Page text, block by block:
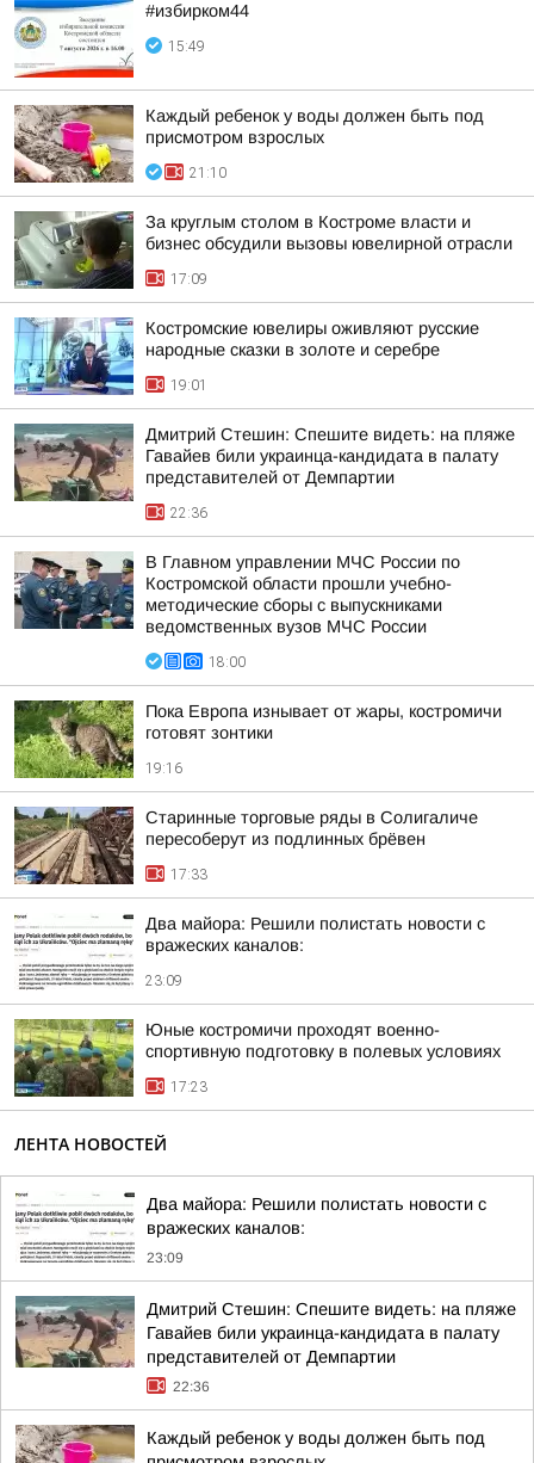
#избирком44
15:49
Каждый ребенок у воды должен быть под
присмотром взрослых
21:10
За круглым столом в Костроме власти и
бизнес обсудили вызовы ювелирной отрасли
17:09
Костромские ювелиры оживляют русские
народные сказки в золоте и серебре
19:01
Дмитрий Стешин: Спешите видеть: на пляже
Гавайев били украинца-кандидата в палату
представителей от Демпартии
22:36
В Главном управлении МЧС России по
Костромской области прошли учебно-
методические сборы с выпускниками
ведомственных вузов МЧС России
18:00
Пока Европа изнывает от жары, костромичи
готовят зонтики
19:16
Старинные торговые ряды в Солигаличе
пересоберут из подлинных брёвен
17:33
Два майора: Решили полистать новости с
вражеских каналов:
23:09
Юные костромичи проходят военно-
спортивную подготовку в полевых условиях
17:23
ЛЕНТА НОВОСТЕЙ
Два майора: Решили полистать новости с
вражеских каналов:
23:09
Дмитрий Стешин: Спешите видеть: на пляже
Гавайев били украинца-кандидата в палату
представителей от Демпартии
22:36
Каждый ребенок у воды должен быть под